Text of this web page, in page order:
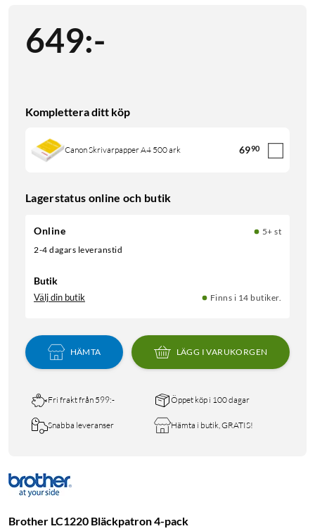
649:-
Komplettera ditt köp
Canon Skrivarpapper A4 500 ark 6990
Lagerstatus online och butik
Online
5+ st
2-4 dagars leveranstid
Butik
Välj din butik Finns i 14 butiker.
HÄMTA LÄGG I VARUKORGEN
Fri frakt från 599:- Öppet köp i 100 dagar
Snabba leveranser Hämta i butik, GRATIS!
Brother LC1220 Bläckpatron 4-pack